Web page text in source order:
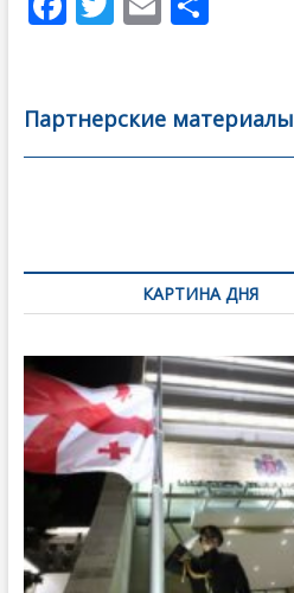
b
o
er l
а
в
Партнерские материалы
по
записямКАРТИНА ДНЯ